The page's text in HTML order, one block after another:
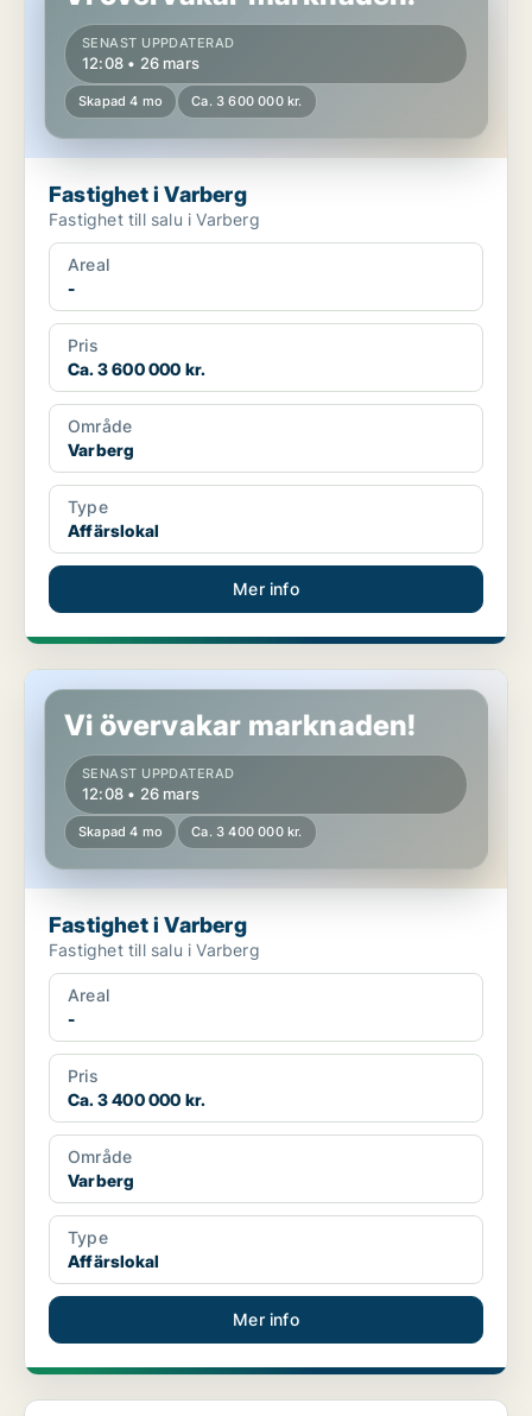
SENAST UPPDATERAD
12:08 • 26 mars
Skapad 4 mo Ca. 3 600 000 kr.
Fastighet i Varberg
Fastighet till salu i Varberg
Areal
-
Pris
Ca. 3 600 000 kr.
Område
Varberg
Type
Affärslokal
Mer info
Fastighet i Varberg
Vi övervakar marknaden!
SENAST UPPDATERAD
12:08 • 26 mars
Skapad 4 mo Ca. 3 400 000 kr.
Fastighet i Varberg
Fastighet till salu i Varberg
Areal
-
Pris
Ca. 3 400 000 kr.
Område
Varberg
Type
Affärslokal
Mer info
Kontor i Varberg